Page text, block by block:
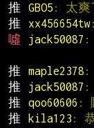
推
GBO5 : 太爽
推
xx456654tw
噓
jack50087 :
推
maple2378 :
推
jack50087 :
推
qoo60606 :
推
kila123 :